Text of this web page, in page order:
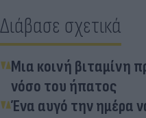
Διάβασε σχετικά
Μια κοινή βιταμίνη
νόσο του ήπατος
Ένα αυγό την ημέρα